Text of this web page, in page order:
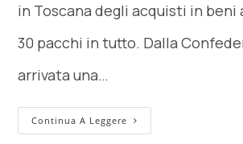
in Toscana degli acquisti in
30 pacchi in tutto. Dalla
arrivata una…
Continua A Leggere